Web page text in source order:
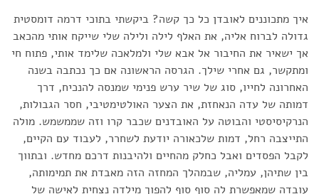
איך מתכוננים לאובדן כל כך קשה? ביקשתי בתוכי דרמה דומסטית
גדולה לברוח אליה, את האלף לילה ולילה שלי שייקח אותי מהכאב
אך ישאיר את החיבור אל אבא שלי ולמלאכה שלימד אותי, פתוח חי
ומתקשר, גם אחרי שילך. הגרסה הראשונה אם כך נכתבה בשנה
האחרונה לחייו, סוג של שיר ערש פנימי שמנסה להנכיח, דרך
דמותה של עדה הנאחזת, את הצער האולטימטיבי, חסר הגבולות,
הנרקיסיסטי והבוטה על האובדנים שכבר קרו וזה שממשמש. מולה
התייצבה רחל, דמות שלכאורה יודעת לשחרר, לעבוד עם הקיים,
לקבל הפסדים ואבל כחלק מהחיים ולהיבנות דרכם מחדש. ובתווך
בין שתיהן, עמליה, שבמהלך המחזה הזה מאבדת את תמימותה,
עובדה שמאפשרת לה סוף סוף להפוך מילדה נצחית לאישה של